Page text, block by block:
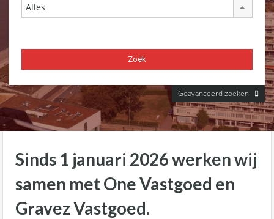
Alles
Geavanceerd zoeken
Sinds 1 januari 2026 werken wij
samen met One Vastgoed en
Gravez Vastgoed.